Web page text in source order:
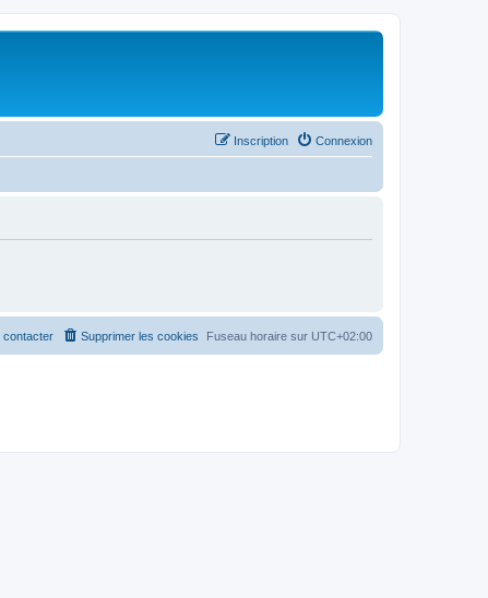
Connexion
Inscription
Fuseau horaire sur UTC+02:00
Supprimer les cookies
contacter